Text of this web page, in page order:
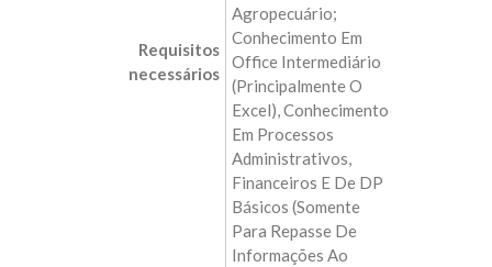
Requisitos
necessários
Agropecuário;
Conhecimento Em
Office Intermediário
(principalmente O
Excel), Conhecimento
Em Processos
Administrativos,
Financeiros E De DP
Básicos (somente
Para Repasse De
Informações Ao